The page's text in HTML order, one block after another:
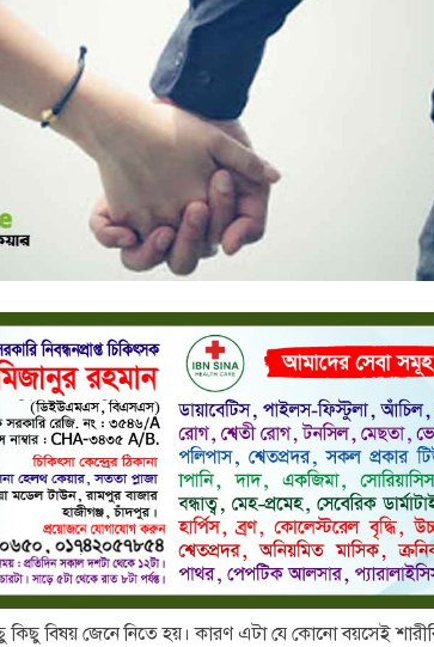
কিছু বিষয় জেনে নিতে হয়। কারণ এটা যে কোনো বয়সেই